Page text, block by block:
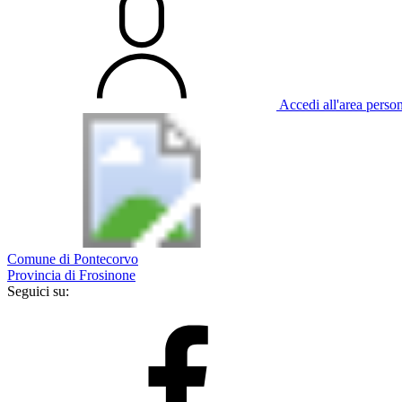
Accedi all'area
Comune di Pontecorvo
Provincia di Frosinone
Seguici su: